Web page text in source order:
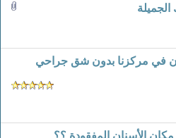
في مركزنا بدون شق جراحي
الأسنان المفقودة ؟؟